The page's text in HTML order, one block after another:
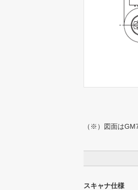
（※） 図面は
スキャナ仕様